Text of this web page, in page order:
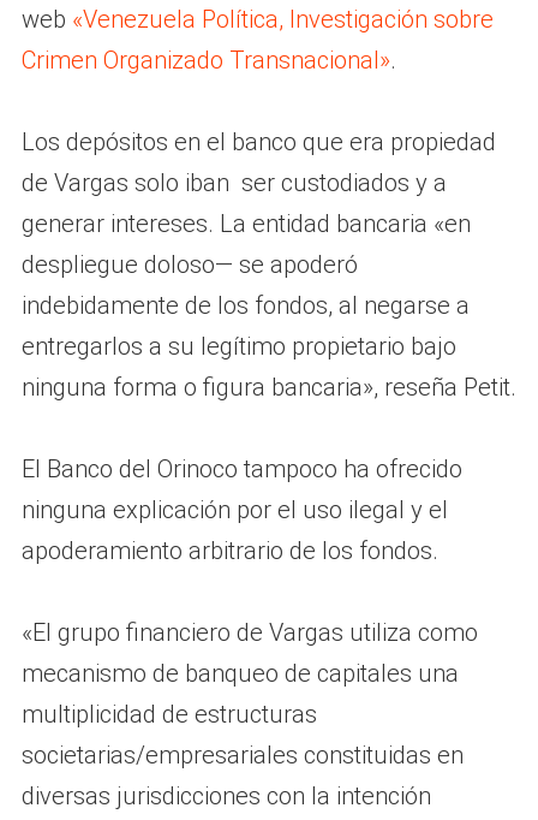
web «Venezuela Política, Investigación sobre
Crimen Organizado Transnacional».
Los depósitos en el banco que era propiedad
de Vargas solo iban ser custodiados y a
generar intereses. La entidad bancaria «en
despliegue doloso— se apoderó
indebidamente de los fondos, al negarse a
entregarlos a su legítimo propietario bajo
ninguna forma o figura bancaria», reseña Petit.
El Banco del Orinoco tampoco ha ofrecido
ninguna explicación por el uso ilegal y el
apoderamiento arbitrario de los fondos.
«El grupo financiero de Vargas utiliza como
mecanismo de banqueo de capitales una
multiplicidad de estructuras
societarias/empresariales constituidas en
diversas jurisdicciones con la intención